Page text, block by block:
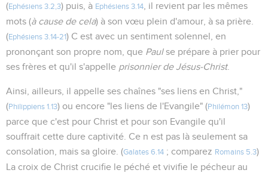
(Ephésiens 3.2,3) puis, à Ephésiens 3.14
, il revient par les mêmes
mots (à cause de cela) à son vœu plein d'amour, à sa prière.
(Ephésiens 3.14-21) C est avec un sentiment solennel, en
prononçant son propre nom, que Paulse prépare à prier pour
ses frères et qu'il s'appelle prisonnier de Jésus-Christ.
Ainsi, ailleurs, il appelle ses chaînes "ses liens en Christ,"
(Philippiens 1.13) ou encore "les liens de l'Evangile" (Philémon 13)
parce que c'est pour Christ et pour son Evangile qu'il
souffrait cette dure captivité. Ce n est pas là seulement sa
consolation, mais sa gloire. (Galates 6.14 ; comparez Romains 5.3)
La croix de Christ crucifie le péché et vivifie le pécheur au